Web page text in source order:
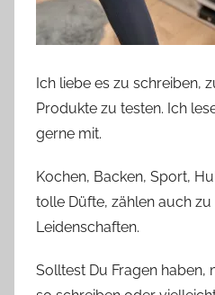
Ich liebe es zu schreiben,
Produkte zu testen. Ich
gerne mit.
Kochen, Backen, Sport,
tolle Düfte, zählen auch zu
Leidenschaften.
Solltest Du Fragen haben,